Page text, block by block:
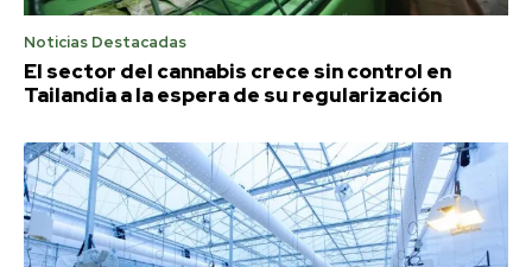
Noticias Destacadas
El sector del cannabis crece sin control en
Tailandia a la espera de su regularización